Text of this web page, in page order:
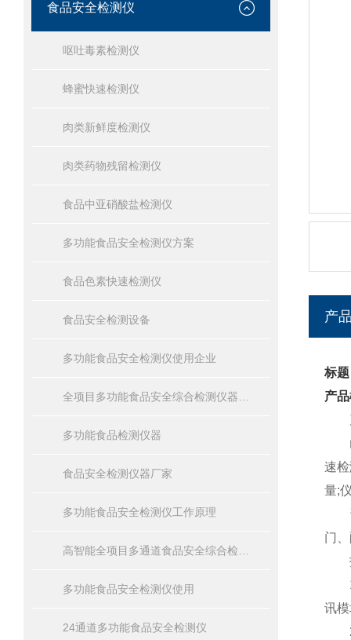
食品安全检测仪
呕吐毒素检测仪
蜂蜜快速检测仪
肉类新鲜度检测仪
肉类药物残留检测仪
食品中亚硝酸盐检测仪
多功能食品安全检测仪方案
食品色素快速检测仪
食品安全检测设备
多功能食品安全检测仪使用企业
多功能食品检测仪器
食品安全检测仪器厂家
多功能食品安全检测仪工作原理
多功能食品安全检测仪使用
24通道多功能食品安全检测仪
产
标
产
产
山
速
量;
门
技
1
讯
2